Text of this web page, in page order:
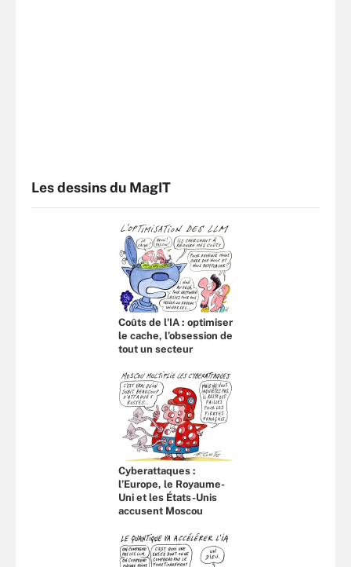
Les dessins du MagIT
Coûts de l'IA : optimiser
le cache, l’obsession de
tout un secteur
Cyberattaques :
l’Europe, le Royaume-
Uni et les États-Unis
accusent Moscou